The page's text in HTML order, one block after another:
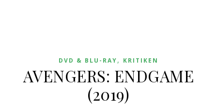
DVD & BLU-RAY, KRITIKEN
AVENGERS: ENDGAME
(2019)